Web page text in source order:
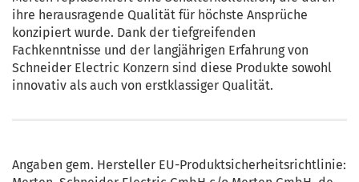
ihre herausragende Qualität für höchste Ansprüche
konzipiert wurde. Dank der tiefgreifenden
Fachkenntnisse und der langjährigen Erfahrung von
Schneider Electric Konzern sind diese Produkte sowohl
innovativ als auch von erstklassiger Qualität.
Angaben gem. Hersteller EU-Produktsicherheitsrichtlinie: